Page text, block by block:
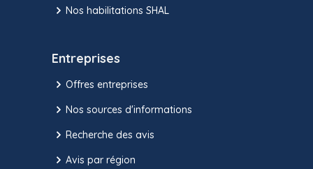
Nos habilitations SHAL
Entreprises
Offres entreprises
Nos sources d'informations
Recherche des avis
Avis par région